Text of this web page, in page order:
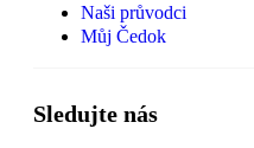
Naši průvodci
Můj Čedok
Sledujte nás